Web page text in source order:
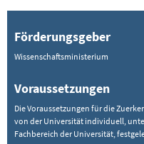
Förderungsgeber
Wissenschaftsministerium
Voraussetzungen
Die Voraussetzungen für die
von der Universität individuell,
Fachbereich der Universität,